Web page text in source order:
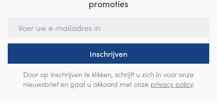
promoties
Inschrijven
Door op inschrijven te klikken, schrijft u zich in voor onze
nieuwsbrief en gaat u akkoord met onze privacy policy.